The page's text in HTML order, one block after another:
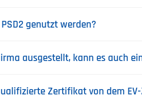
genutzt werden?
ausgestellt, kann es auch
Zertifikat von dem